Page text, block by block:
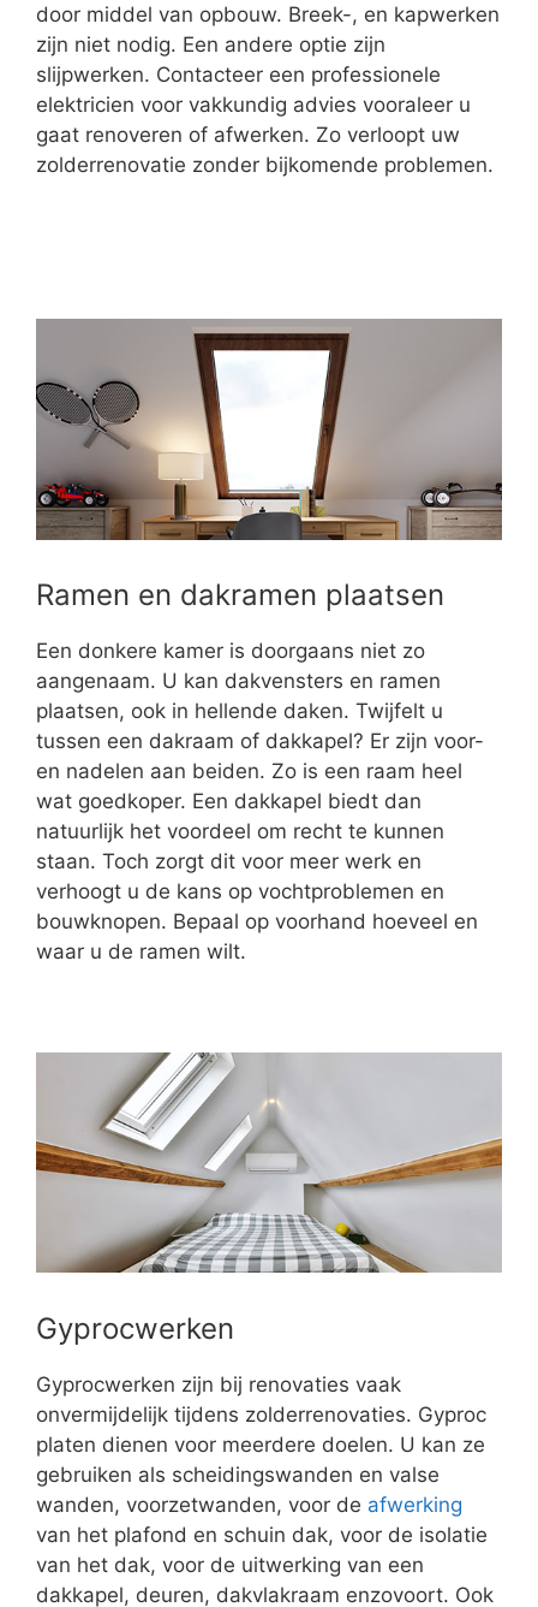
door middel van opbouw. Breek-, en kapwerken
zijn niet nodig. Een andere optie zijn
slijpwerken. Contacteer een professionele
elektricien voor vakkundig advies vooraleer u
gaat renoveren of afwerken. Zo verloopt uw
zolderrenovatie zonder bijkomende problemen.
Ramen en dakramen plaatsen
Een donkere kamer is doorgaans niet zo
aangenaam. U kan dakvensters en ramen
plaatsen, ook in hellende daken. Twijfelt u
tussen een dakraam of dakkapel? Er zijn voor-
en nadelen aan beiden. Zo is een raam heel
wat goedkoper. Een dakkapel biedt dan
natuurlijk het voordeel om recht te kunnen
staan. Toch zorgt dit voor meer werk en
verhoogt u de kans op vochtproblemen en
bouwknopen. Bepaal op voorhand hoeveel en
waar u de ramen wilt.
Gyprocwerken
Gyprocwerken zijn bij renovaties vaak
onvermijdelijk tijdens zolderrenovaties. Gyproc
platen dienen voor meerdere doelen. U kan ze
gebruiken als scheidingswanden en valse
wanden, voorzetwanden, voor de afwerking
van het plafond en schuin dak, voor de isolatie
van het dak, voor de uitwerking van een
dakkapel, deuren, dakvlakraam enzovoort. Ook